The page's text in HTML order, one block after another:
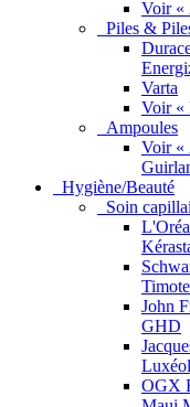
Voir «
Piles &
Varta
Voir «
Ampoules
Voir «
Hygiène/Beauté
Soin
John
GHD
Luxéol
OGX